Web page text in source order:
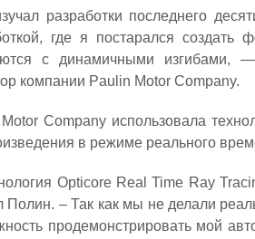
разработки последнего
где я постарался создать
с динамичными изгибами,
компании Paulin Motor Company.
Company использовала
в режиме реального
Opticore Real Time Ray
Полин. – Так как мы не делали
продемонстрировать мой